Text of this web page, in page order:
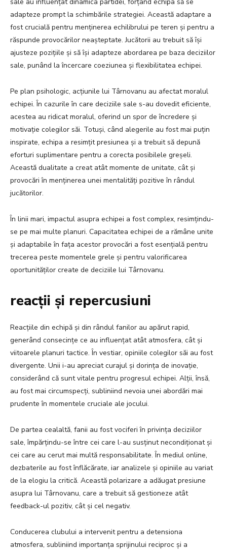
sale au influențat dinamica partidei, forțând echipa să se
adapteze prompt la schimbările strategiei. Această adaptare a
fost crucială pentru menținerea echilibrului pe teren și pentru a
răspunde provocărilor neașteptate. Jucătorii au trebuit să își
ajusteze pozițiile și să își adapteze abordarea pe baza deciziilor
sale, punând la încercare coeziunea și flexibilitatea echipei.
Pe plan psihologic, acțiunile lui Târnovanu au afectat moralul
echipei. În cazurile în care deciziile sale s-au dovedit eficiente,
acestea au ridicat moralul, oferind un spor de încredere și
motivație colegilor săi. Totuși, când alegerile au fost mai puțin
inspirate, echipa a resimțit presiunea și a trebuit să depună
eforturi suplimentare pentru a corecta posibilele greșeli.
Această dualitate a creat atât momente de unitate, cât și
provocări în menținerea unei mentalități pozitive în rândul
jucătorilor.
În linii mari, impactul asupra echipei a fost complex, resimțindu-
se pe mai multe planuri. Capacitatea echipei de a rămâne unite
și adaptabile în fața acestor provocări a fost esențială pentru
trecerea peste momentele grele și pentru valorificarea
oportunităților create de deciziile lui Târnovanu.
reacții și repercusiuni
Reacțiile din echipă și din rândul fanilor au apărut rapid,
generând consecințe ce au influențat atât atmosfera, cât și
viitoarele planuri tactice. În vestiar, opiniile colegilor săi au fost
divergente. Unii i-au apreciat curajul și dorința de inovație,
considerând că sunt vitale pentru progresul echipei. Alții, însă,
au fost mai circumspecți, subliniind nevoia unei abordări mai
prudente în momentele cruciale ale jocului.
De partea cealaltă, fanii au fost vociferi în privința deciziilor
sale, împărțindu-se între cei care l-au susținut necondiționat și
cei care au cerut mai multă responsabilitate. În mediul online,
dezbaterile au fost înflăcărate, iar analizele și opiniile au variat
de la elogiu la critică. Această polarizare a adăugat presiune
asupra lui Târnovanu, care a trebuit să gestioneze atât
feedback-ul pozitiv, cât și cel negativ.
Conducerea clubului a intervenit pentru a detensiona
atmosfera, subliniind importanța sprijinului reciproc și a